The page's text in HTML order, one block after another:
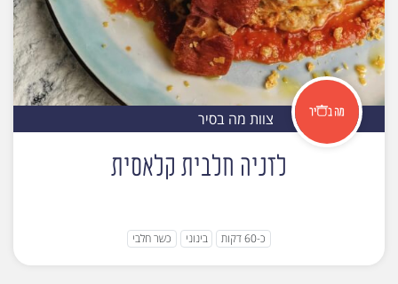
צוות מה בסיר
לזניה חלבית קלאסית
כ-60 דקות בינוני כשר חלבי